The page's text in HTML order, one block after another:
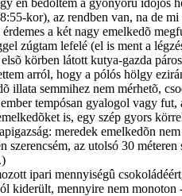
kor), az rendben van, na de
a két nagy emelkedõ
zúgtam lefelé (el is ment a
körben látott kutya-gazda
arról, hogy a pólós hölgy
illata semmihez nem mérhetõ,
tempósan gyalogol vagy
is, egy szép gyors
meredek emelkedõn
az utolsó 30
ipari mennyiségû
kiderült, mennyire nem monoton